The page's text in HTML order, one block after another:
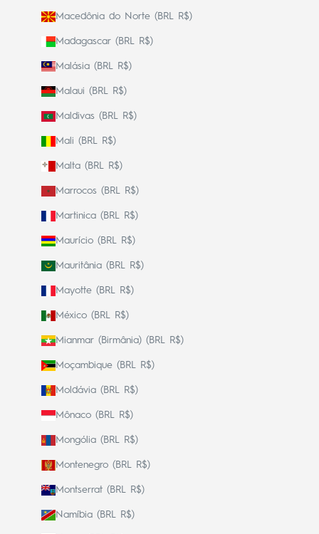
Macedônia do Norte (BRL R$)
Madagascar (BRL R$)
Malásia (BRL R$)
Malaui (BRL R$)
Maldivas (BRL R$)
Mali (BRL R$)
Malta (BRL R$)
Marrocos (BRL R$)
Martinica (BRL R$)
Maurício (BRL R$)
Mauritânia (BRL R$)
Mayotte (BRL R$)
México (BRL R$)
Mianmar (Birmânia) (BRL R$)
Moçambique (BRL R$)
Moldávia (BRL R$)
Mônaco (BRL R$)
Mongólia (BRL R$)
Montenegro (BRL R$)
Montserrat (BRL R$)
Namíbia (BRL R$)